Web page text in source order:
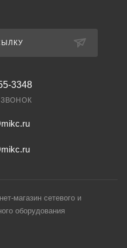
3348
ЗВОНОК
магазин сетевого и
оборудования